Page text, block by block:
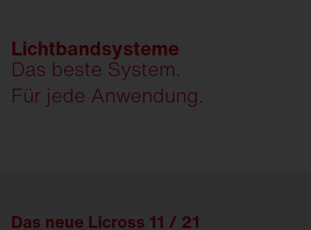
Lichtbandsysteme
Das beste System.
Für jede Anwendung.
Das neue Licross 11 / 21